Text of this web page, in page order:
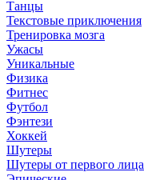
Танцы
Текстовые приключения
Тренировка мозга
Ужасы
Уникальные
Физика
Фитнес
Футбол
Фэнтези
Хоккей
Шутеры
Шутеры от первого лица